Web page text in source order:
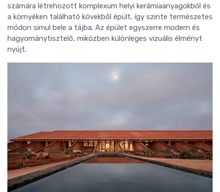
számára létrehozott komplexum helyi kerámiaanyagokból és
a környéken található kövekből épült, így szinte természetes
módon simul bele a tájba. Az épület egyszerre modern és
hagyománytisztelő, miközben különleges vizuális élményt
nyújt.